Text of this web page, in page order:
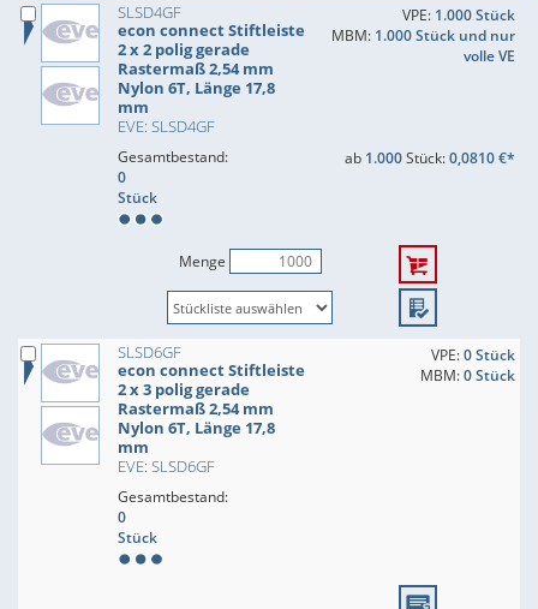
SLSD4GF
econ connect Stiftleiste
2 x 2 polig gerade
Rastermaß 2,54 mm
Nylon 6T, Länge 17,8
mm
EVE: SLSD4GF
VPE: 1.000 Stück
MBM: 1.000 Stück und nur
volle VE
Gesamtbestand:
0
Stück
ab 1.000Stück:0,0810 €*
Menge
SLSD6GF
econ connect Stiftleiste
2 x 3 polig gerade
Rastermaß 2,54 mm
Nylon 6T, Länge 17,8
mm
EVE: SLSD6GF
VPE:0 Stück
MBM:0 Stück
Gesamtbestand:
0
Stück